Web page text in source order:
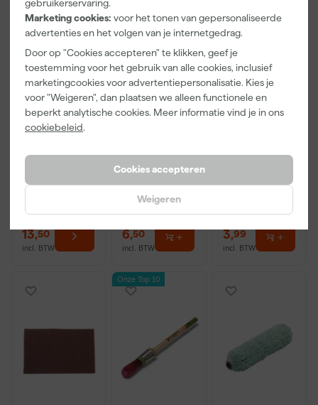
gebruikerservaring.
Marketing cookies: voor het tonen van gepersonaliseerde
advertenties en het volgen van je internetgedrag.
Door op "Cookies accepteren" te klikken, geef je
toestemming voor het gebruik van alle cookies, inclusief
marketingcookies voor advertentiepersonalisatie. Kies je
voor "Weigeren", dan plaatsen we alleen functionele en
beperkt analytische cookies. Meer informatie vind je in ons
cookiebeleid.
Cookies accepteren
Weigeren
Little Greene
Absolute Matt
gemengd -
Morgen
13,50
incl. BTW
Kip Tape
Schilderstape
Gold - 24mm
bezorgd
6,50
incl. BTW
Go!Paint Roll
12cm Roller -
3,99
incl. BTW
Onze Top 10